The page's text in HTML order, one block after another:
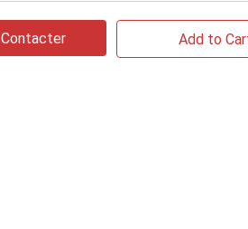
Contacter Add to